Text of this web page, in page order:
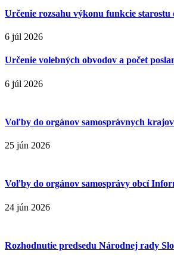
Určenie rozsahu výkonu funkcie starostu
6 júl 2026
Určenie volebných obvodov a počet
6 júl 2026
Voľby do orgánov samosprávnych
25 jún 2026
Voľby do orgánov samosprávy obcí
24 jún 2026
Rozhodnutie predsedu Národnej rady